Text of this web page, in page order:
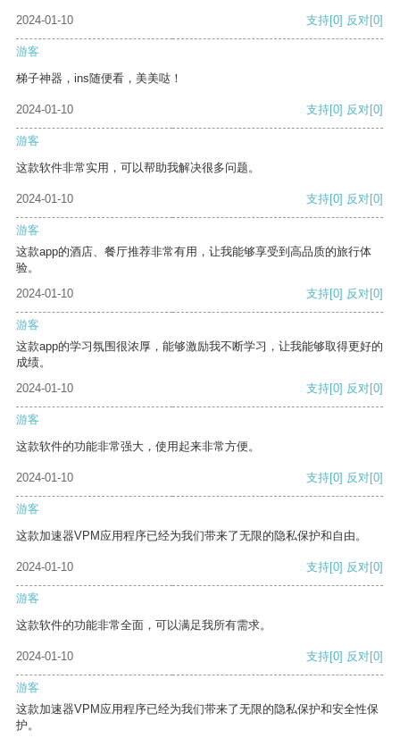
2024-01-10 支持[0] 反对[0]
游客
梯子神器，ins随便看，美美哒！
2024-01-10 支持[0] 反对[0]
游客
这款软件非常实用，可以帮助我解决很多问题。
2024-01-10 支持[0] 反对[0]
游客
这款app的酒店、餐厅推荐非常有用，让我能够享受到高品质的旅行体
验。
2024-01-10
支持[0] 反对[0]
游客
这款app的学习氛围很浓厚，能够激励我不断学习，让我能够取得更好的
成绩。
2024-01-10
支持[0] 反对[0]
游客
这款软件的功能非常强大，使用起来非常方便。
2024-01-10 支持[0] 反对[0]
游客
这款加速器VPM应用程序已经为我们带来了无限的隐私保护和自由。
2024-01-10 支持[0] 反对[0]
游客
这款软件的功能非常全面，可以满足我所有需求。
2024-01-10 支持[0] 反对[0]
游客
这款加速器VPM应用程序已经为我们带来了无限的隐私保护和安全性保
护。